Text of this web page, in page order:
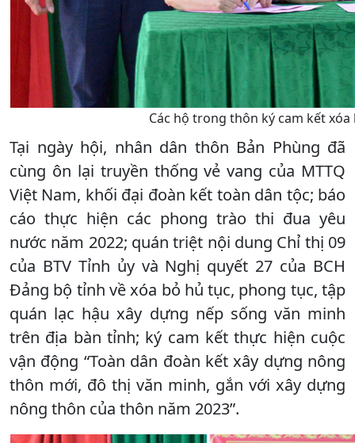
Các hộ trong thôn ký cam kết
Tại ngày hội, nhân dân thôn Bản Phùng đã
cùng ôn lại truyền thống vẻ vang của MTTQ
Việt Nam, khối đại đoàn kết toàn dân tộc; báo
cáo thực hiện các phong trào thi đua yêu
nước năm 2022; quán triệt nội dung Chỉ thị 09
của BTV Tỉnh ủy và Nghị quyết 27 của BCH
Đảng bộ tỉnh về xóa bỏ hủ tục, phong tục, tập
quán lạc hậu xây dựng nếp sống văn minh
trên địa bàn tỉnh; ký cam kết thực hiện cuộc
vận động “Toàn dân đoàn kết xây dựng nông
thôn mới, đô thị văn minh, gắn với xây dựng
nông thôn của thôn năm 2023”.